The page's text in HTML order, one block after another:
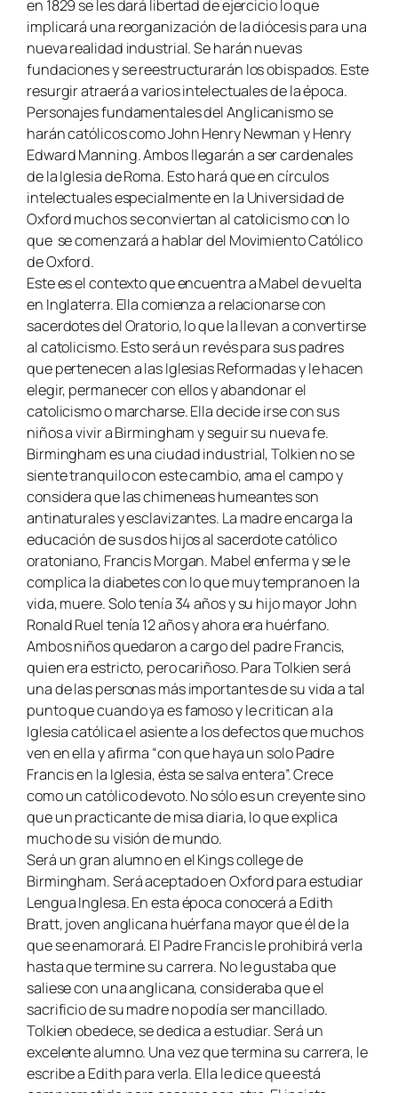
en 1829 se les dará libertad de ejercicio lo que
implicará una reorganización de la diócesis para una
nueva realidad industrial. Se harán nuevas
fundaciones y se reestructurarán los obispados. Este
resurgir atraerá a varios intelectuales de la época.
Personajes fundamentales del Anglicanismo se
harán católicos como John Henry Newman y Henry
Edward Manning. Ambos llegarán a ser cardenales
de la Iglesia de Roma. Esto hará que en círculos
intelectuales especialmente en la Universidad de
Oxford muchos se conviertan al catolicismo con lo
que se comenzará a hablar del Movimiento Católico
de Oxford.
Este es el contexto que encuentra a Mabel de vuelta
en Inglaterra. Ella comienza a relacionarse con
sacerdotes del Oratorio, lo que la llevan a convertirse
al catolicismo. Esto será un revés para sus padres
que pertenecen a las Iglesias Reformadas y le hacen
elegir, permanecer con ellos y abandonar el
catolicismo o marcharse. Ella decide irse con sus
niños a vivir a Birmingham y seguir su nueva fe.
Birmingham es una ciudad industrial, Tolkien no se
siente tranquilo con este cambio, ama el campo y
considera que las chimeneas humeantes son
antinaturales y esclavizantes. La madre encarga la
educación de sus dos hijos al sacerdote católico
oratoniano, Francis Morgan. Mabel enferma y se le
complica la diabetes con lo que muy temprano en la
vida, muere. Solo tenía 34 años y su hijo mayor John
Ronald Ruel tenía 12 años y ahora era huérfano.
Ambos niños quedaron a cargo del padre Francis,
quien era estricto, pero cariñoso. Para Tolkien será
una de las personas más importantes de su vida a tal
punto que cuando ya es famoso y le critican a la
Iglesia católica el asiente a los defectos que muchos
ven en ella y afirma “con que haya un solo Padre
Francis en la Iglesia, ésta se salva entera”. Crece
como un católico devoto. No sólo es un creyente sino
que un practicante de misa diaria, lo que explica
mucho de su visión de mundo.
Será un gran alumno en el Kings college de
Birmingham. Será aceptado en Oxford para estudiar
Lengua Inglesa. En esta época conocerá a Edith
Bratt, joven anglicana huérfana mayor que él de la
que se enamorará. El Padre Francis le prohibirá verla
hasta que termine su carrera. No le gustaba que
saliese con una anglicana, consideraba que el
sacrificio de su madre no podía ser mancillado.
Tolkien obedece, se dedica a estudiar. Será un
excelente alumno. Una vez que termina su carrera, le
escribe a Edith para verla. Ella le dice que está